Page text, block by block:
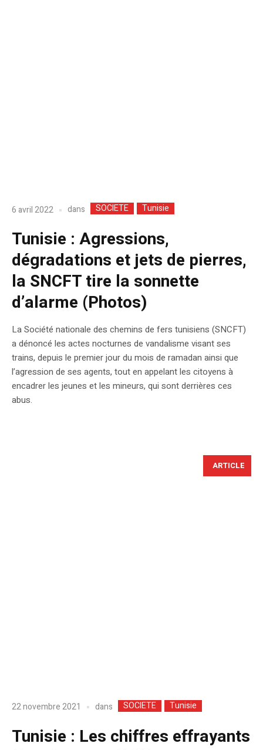
6 avril 2022 dans SOCIETE Tunisie
Tunisie : Agressions,
dégradations et jets de pierres,
la SNCFT tire la sonnette
d’alarme (Photos)
La Société nationale des chemins de fers tunisiens (SNCFT)
a dénoncé les actes nocturnes de vandalisme visant ses
trains, depuis le premier jour du mois de ramadan ainsi que
l’agression de ses agents, tout en appelant les citoyens à
encadrer les jeunes et les mineurs, qui sont derrières ces
abus.
ARTICLE
22 novembre 2021 dans SOCIETE Tunisie
Tunisie : Les chiffres effrayants